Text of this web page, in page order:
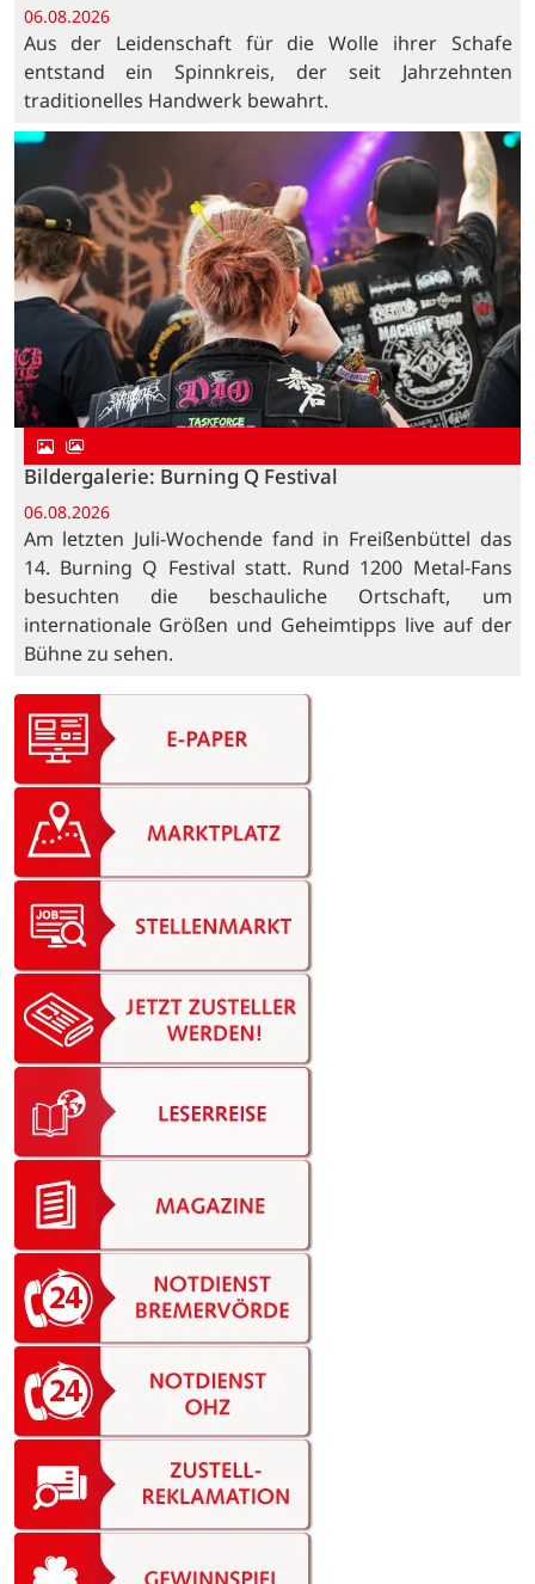
06.08.2026
Aus der Leidenschaft für die Wolle ihrer Schafe
entstand ein Spinnkreis, der seit Jahrzehnten
traditionelles Handwerk bewahrt.
Bildergalerie: Burning Q Festival
06.08.2026
Am letzten Juli-Wochende fand in Freißenbüttel das
14. Burning Q Festival statt. Rund 1200 Metal-Fans
besuchten die beschauliche Ortschaft, um
internationale Größen und Geheimtipps live auf der
Bühne zu sehen.